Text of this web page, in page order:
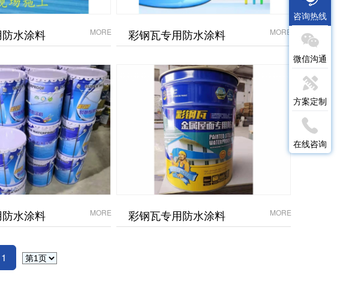
水涂料 MORE 彩钢瓦专用防水涂料 MORE
水涂料 MORE 彩钢瓦专用防水涂料 MORE
1
咨询热线
微信沟通
方案定制
在线咨询